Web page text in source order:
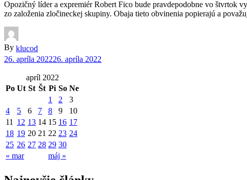
Opozičný líder a expremiér Robert Fico bude pravdepodobne vo štvrtok
zo založenia zločineckej skupiny. Obaja tieto obvinenia popierajú a
By klucod
26. apríla 202226. apríla 2022
apríl 2022
Po Ut St Št Pi So Ne
« mar máj »
1 2
3
4
5 6 7 8 9
10
11
12 13 14 15 16 17
18 19 20 21 22 23 24
25 26 27 28 29 30